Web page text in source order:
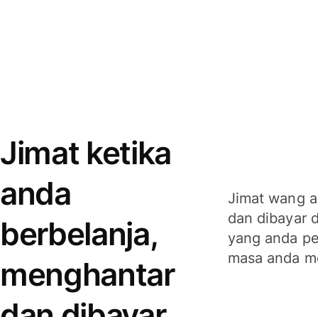
Jimat ketika
anda
berbelanja,
menghantar
Jimat wang
dan dibayar
yang anda
masa anda